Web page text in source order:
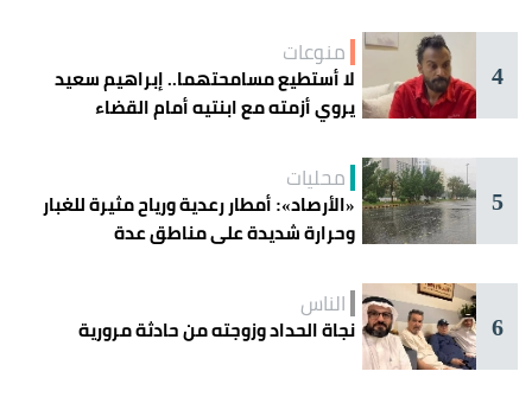
4
منوعات
لا أستطيع مسامحتهما.. إبراهيم سعيد
يروي أزمته مع ابنتيه أمام القضاء
5
محليات
«الأرصاد»: أمطار رعدية ورياح مثيرة للغبار
وحرارة شديدة على مناطق عدة
6
الناس
نجاة الحداد وزوجته من حادثة مرورية